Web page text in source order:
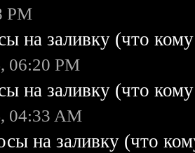
PM
на заливку (что
06:20 PM
на заливку (что
04:33 AM
на заливку (что